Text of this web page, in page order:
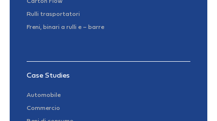
Carton Flow
Rulli trasportatori
Freni, binari a rulli e – barre
Case Studies
Automobile
Commercio